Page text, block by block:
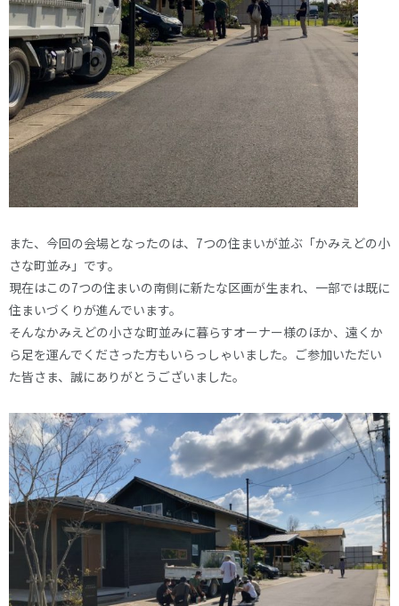
また、今回の会場となったのは、7つの住まいが並ぶ「かみえどの小
さな町並み」です。
現在はこの7つの住まいの南側に新たな区画が生まれ、一部では既に
住まいづくりが進んでいます。
そんなかみえどの小さな町並みに暮らすオーナー様のほか、遠くか
ら足を運んでくださった方もいらっしゃいました。ご参加いただい
た皆さま、誠にありがとうございました。